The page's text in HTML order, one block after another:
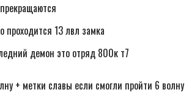
проходится 13 лвл замка
демон это отряд 800к т7
+ метки славы если смогли пройти 6 волну